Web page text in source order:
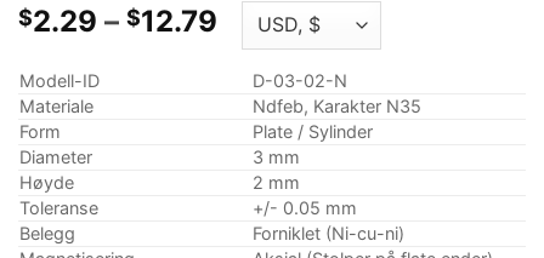
ut av 5
$2.29 – $12.79 Prisklasse:
$2.29
gjennom
$12.79
Modell-ID
D-03-02-N
Materiale
Ndfeb, Karakter N35
Form
Plate / Sylinder
Diameter
3 mm
Høyde
2 mm
Toleranse
+/- 0.05 mm
Belegg
Forniklet (Ni-cu-ni)